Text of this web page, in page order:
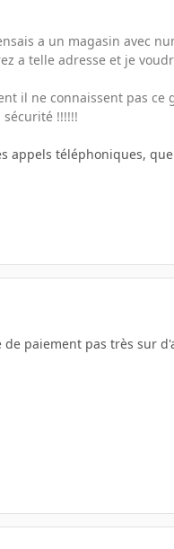
a un magasin avec
a telle adresse et je
il ne connaissent pas
!!!!!!
appels téléphoniques,
paiement pas très sur